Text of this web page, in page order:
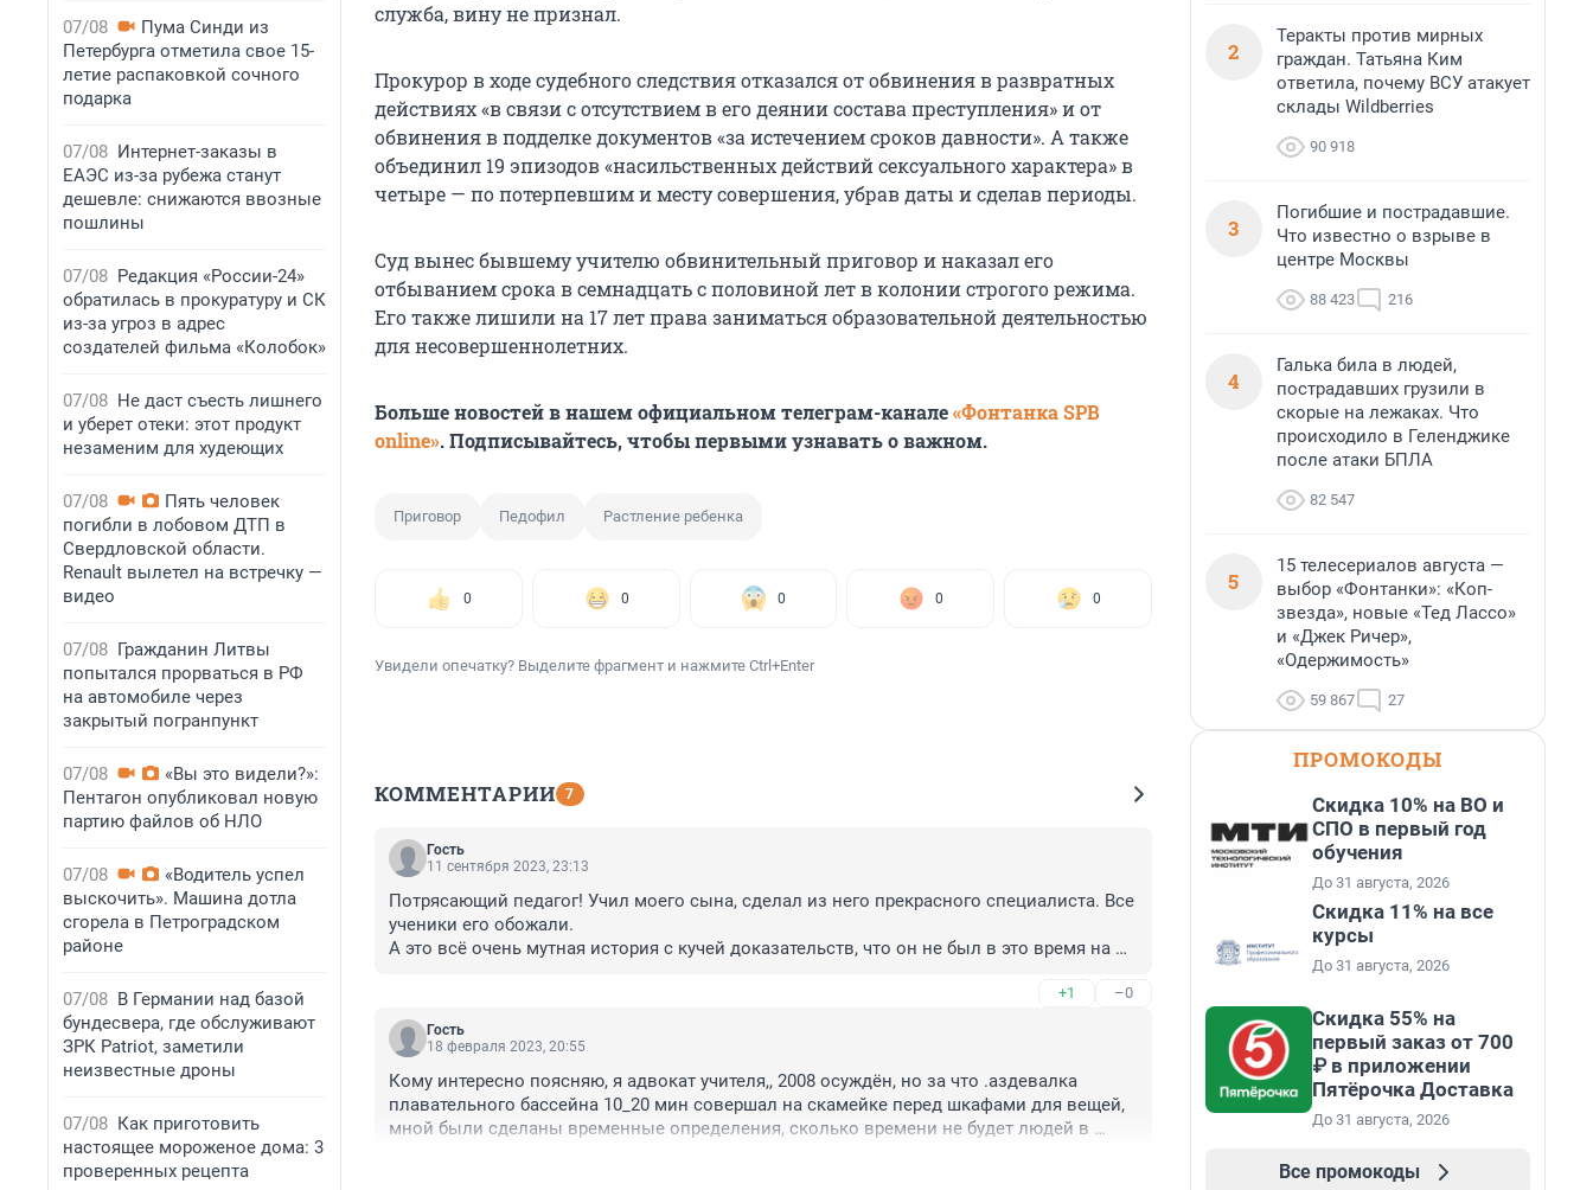
07/08
Пума Синди из
Петербурга отметила свое 15-
летие распаковкой сочного
подарка
07/08 Интернет-заказы в
ЕАЭС из-за рубежа станут
дешевле: снижаются ввозные
пошлины
07/08 Редакция «России-24»
обратилась в прокуратуру и СК
из-за угроз в адрес
создателей фильма «Колобок»
07/08 Не даст съесть лишнего
и уберет отеки: этот продукт
незаменим для худеющих
07/08
Пять человек
погибли в лобовом ДТП в
Свердловской области.
Renault вылетел на встречку —
видео
07/08 Гражданин Литвы
попытался прорваться в РФ
на автомобиле через
закрытый погранпункт
07/08
«Вы это видели?»:
Пентагон опубликовал новую
партию файлов об НЛО
07/08
«Водитель успел
выскочить». Машина дотла
сгорела в Петроградском
районе
07/08 В Германии над базой
бундесвера, где обслуживают
ЗРК Patriot, заметили
неизвестные дроны
07/08 Как приготовить
настоящее мороженое дома: 3
проверенных рецепта
служба, вину не признал.
Прокурор в ходе судебного следствия отказался от обвинения в развратных
действиях «в связи с отсутствием в его деянии состава преступления» и от
обвинения в подделке документов «за истечением сроков давности». А также
объединил 19 эпизодов «насильственных действий сексуального характера» в
четыре — по потерпевшим и месту совершения, убрав даты и сделав периоды.
Суд вынес бывшему учителю обвинительный приговор и наказал его
отбыванием срока в семнадцать с половиной лет в колонии строгого режима.
Его также лишили на 17 лет права заниматься образовательной деятельностью
для несовершеннолетних.
Больше новостей в нашем официальном телеграм-канале«Фонтанка SPB
online». Подписывайтесь, чтобы первыми узнавать о важном.
Приговор Педофил Растление ребенка
0 0 0 0 0
Увидели опечатку? Выделите фрагмент и нажмите Ctrl+Enter
КОММЕНТАРИИ 7
Гость
11 сентября 2023, 23:13
Потрясающий педагог! Учил моего сына, сделал из него прекрасного специалиста. Все
ученики его обожали.
А это всё очень мутная история с кучей доказательств, что он не был в это время на
+1 –0
Гость
18 февраля 2023, 20:55
Кому интересно поясняю, я адвокат учителя,, 2008 осуждён, но за что .аздевалка
плавательного бассейна 10_20 мин совершал на скамейке перед шкафами для вещей,
мной были сделаны временные определения, сколько времени не будет людей в
2
Теракты против мирных
граждан. Татьяна Ким
ответила, почему ВСУ атакует
склады Wildberries
90 918
3
Погибшие и пострадавшие.
Что известно о взрыве в
центре Москвы
88 423 216
4
Галька била в людей,
пострадавших грузили в
скорые на лежаках. Что
происходило в Геленджике
после атаки БПЛА
82 547
5
15 телесериалов августа —
выбор «Фонтанки»: «Коп-
звезда», новые «Тед Лассо»
и «Джек Ричер»,
«Одержимость»
59 867 27
ПРОМОКОДЫ
Скидка 10% на ВО и
СПО в первый год
обучения
До 31 августа, 2026
Скидка 11% на все
курсы
До 31 августа, 2026
Скидка 55% на
первый заказ от 700
₽ в приложении
Пятёрочка Доставка
До 31 августа, 2026
Все промокоды